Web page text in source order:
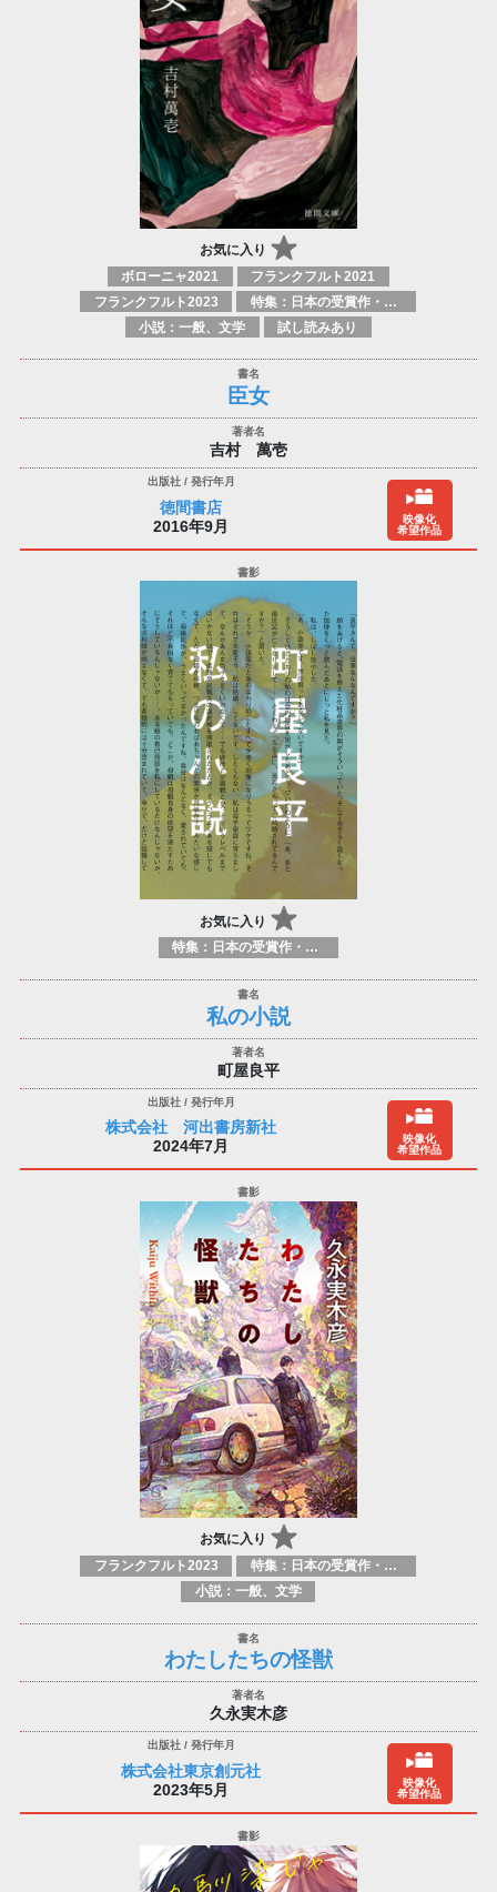
お気に入り
ボローニャ2021
フランクフルト2021
フランクフルト2023
特集：日本の受賞作・ノミネート作品特集
小説：一般、文学
試し読みあり
臣女
吉村 萬壱
徳間書店
2016年9月
映像化
希望作品
お気に入り
特集：日本の受賞作・ノミネート作品特集
私の小説
町屋良平
株式会社 河出書房新社
2024年7月
映像化
希望作品
お気に入り
フランクフルト2023
特集：日本の受賞作・ノミネート作品特集
小説：一般、文学
わたしたちの怪獣
久永実木彦
株式会社東京創元社
2023年5月
映像化
希望作品